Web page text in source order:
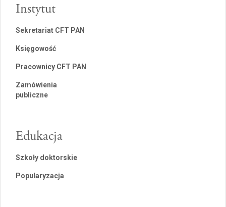
Instytut
Sekretariat CFT PAN
Księgowość
Pracownicy CFT PAN
Zamówienia
publiczne
Edukacja
Szkoły doktorskie
Popularyzacja